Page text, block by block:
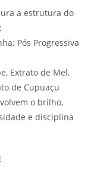
a estrutura do
Pós Progressiva
Extrato de Mel,
de Cupuaçu
o brilho,
e disciplina